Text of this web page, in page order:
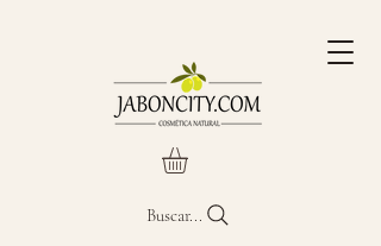
Buscar...